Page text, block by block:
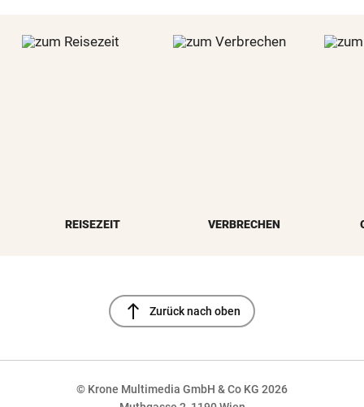
REISEZEIT VERBRECHEN
north Zurück nach oben
© Krone Multimedia GmbH & Co KG 2026